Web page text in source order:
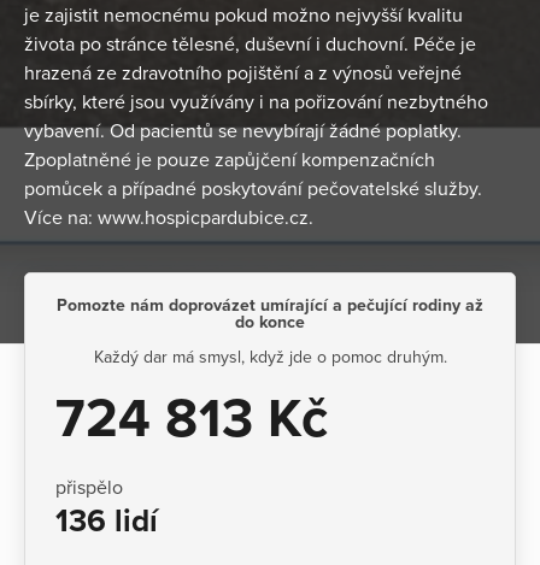
je zajistit nemocnému pokud možno nejvyšší kvalitu
života po stránce tělesné, duševní i duchovní. Péče je
hrazená ze zdravotního pojištění a z výnosů veřejné
sbírky, které jsou využívány i na pořizování nezbytného
vybavení. Od pacientů se nevybírají žádné poplatky.
Zpoplatněné je pouze zapůjčení kompenzačních
pomůcek a případné poskytování pečovatelské služby.
Více na: www.hospicpardubice.cz.
Pomozte nám doprovázet umírající a pečující rodiny až
do konce
Každý dar má smysl, když jde o pomoc druhým.
724 813 Kč
přispělo
136 lidí